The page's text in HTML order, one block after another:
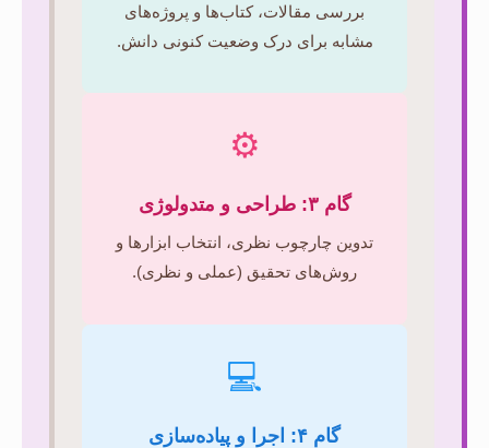
بررسی مقالات، کتاب‌ها و پروژه‌های
مشابه برای درک وضعیت کنونی دانش.
⚙️
گام ۳: طراحی و متدولوژی
تدوین چارچوب نظری، انتخاب ابزارها و
روش‌های تحقیق (عملی و نظری).
💻
گام ۴: اجرا و پیاده‌سازی